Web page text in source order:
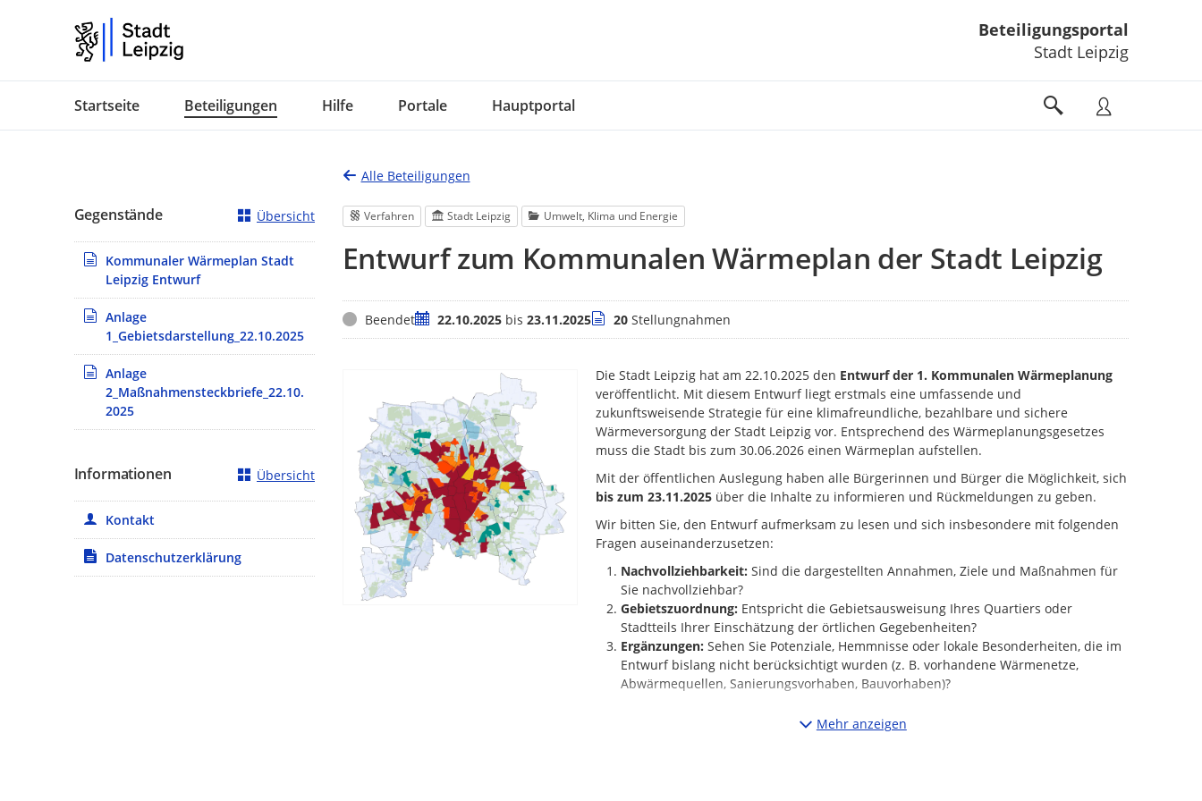
Beteiligungsportal
Stadt Leipzig
Startseite Beteiligungen Hilfe Portale Hauptportal
Alle Beteiligungen
Verfahren Stadt Leipzig Umwelt, Klima und Energie
Entwurf zum Kommunalen Wärmeplan der Stadt Leipzig
StatusBeendetZeitraum
22.10.2025bis 23.11.2025Stellungnahmen
20Stellungnahmen
Die Stadt Leipzig hat am 22.10.2025 den Entwurf der 1. Kommunalen Wärmeplanung
veröffentlicht. Mit diesem Entwurf liegt erstmals eine umfassende und
zukunftsweisende Strategie für eine klimafreundliche, bezahlbare und sichere
Wärmeversorgung der Stadt Leipzig vor. Entsprechend des Wärmeplanungsgesetzes
muss die Stadt bis zum 30.06.2026 einen Wärmeplan aufstellen.
Mit der öffentlichen Auslegung haben alle Bürgerinnen und Bürger die Möglichkeit, sich
bis zum 23.11.2025 über die Inhalte zu informieren und Rückmeldungen zu geben.
Wir bitten Sie, den Entwurf aufmerksam zu lesen und sich insbesondere mit folgenden
Fragen auseinanderzusetzen:
Nachvollziehbarkeit: Sind die dargestellten Annahmen, Ziele und Maßnahmen für
Sie nachvollziehbar?
Gebietszuordnung: Entspricht die Gebietsausweisung Ihres Quartiers oder
Stadtteils Ihrer Einschätzung der örtlichen Gegebenheiten?
Ergänzungen: Sehen Sie Potenziale, Hemmnisse oder lokale Besonderheiten, die im
Entwurf bislang nicht berücksichtigt wurden (z. B. vorhandene Wärmenetze,
Abwärmequellen, Sanierungsvorhaben, Bauvorhaben)?
Ihre Hinweise helfen uns, den Wärmeplan zu präzisieren und an die örtlichen
Mehr anzeigen
Gegenstände Übersicht
Kommunaler Wärmeplan Stadt
Leipzig Entwurf
Anlage
1_Gebietsdarstellung_22.10.2025
Anlage
2_Maßnahmensteckbriefe_22.10.
2025
Informationen Übersicht
Kontakt
Datenschutzerklärung